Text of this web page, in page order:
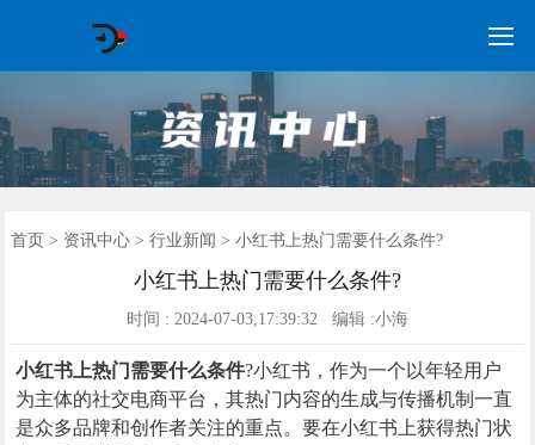

首页
GEO常见问题
GEO优化
海外GEO
网络营销
企业培训
软件开发
政策申报
资讯中心
关于我们
首页 > 资讯中心> 行业新闻 > 小红书上热门需要什么条件?
小红书上热门需要什么条件?
时间 : 2024-07-03,17:39:32 编辑 :小海
小红书上热门需要什么条件?小红书，作为一个以年轻用户
为主体的社交电商平台，其热门内容的生成与传播机制一直
是众多品牌和创作者关注的重点。要在小红书上获得热门状